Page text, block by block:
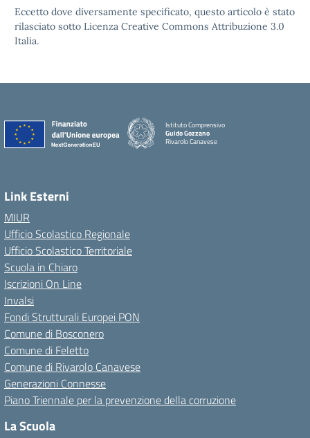
Eccetto dove diversamente specificato, questo articolo è stato
rilasciato sotto Licenza Creative Commons Attribuzione 3.0
Italia.
Istituto Comprensivo
Guido Gozzano
Rivarolo Canavese
Link Esterni
MIUR
Ufficio Scolastico Regionale
Ufficio Scolastico Territoriale
Scuola in Chiaro
Iscrizioni On Line
Invalsi
Fondi Strutturali Europei PON
Comune di Bosconero
Comune di Feletto
Comune di Rivarolo Canavese
Generazioni Connesse
Piano Triennale per la prevenzione della corruzione
La Scuola